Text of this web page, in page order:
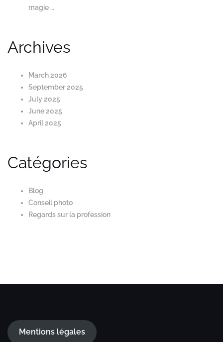
magie …
Archives
March 2026
September 2025
July 2025
June 2025
April 2025
Catégories
Blog
Conseil photo
Regards sur la profession
Mentions légales